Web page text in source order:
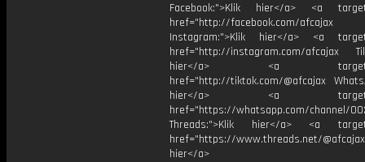
Facebook:">Klik hier</a> <a
href="http://facebook.com/afcajax
Instagram:">Klik hier</a> <a
href="http://instagram.com/afcajax
hier</a> <a
href="http://tiktok.com/@afcajax
hier</a> <a
href="https://whatsapp.com/channel/
Threads:">Klik hier</a> <a
href="https://www.threads.net/
hier</a>